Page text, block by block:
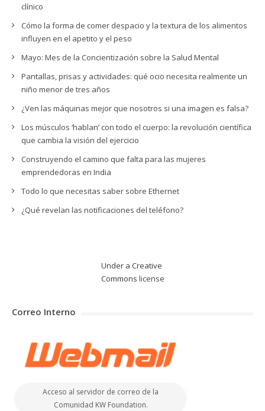
clínico
Cómo la forma de comer despacio y la textura de los alimentos
influyen en el apetito y el peso
Mayo: Mes de la Concientización sobre la Salud Mental
Pantallas, prisas y actividades: qué ocio necesita realmente un
niño menor de tres años
¿Ven las máquinas mejor que nosotros si una imagen es falsa?
Los músculos ‘hablan’ con todo el cuerpo: la revolución científica
que cambia la visión del ejercicio
Construyendo el camino que falta para las mujeres
emprendedoras en India
Todo lo que necesitas saber sobre Ethernet
¿Qué revelan las notificaciones del teléfono?
Under a Creative
Commons license
Correo Interno
Acceso al servidor de correo de la
Comunidad KW Foundation.